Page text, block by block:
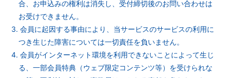
合、お申込みの権利は消失し、受付締切後のお問い合わせは
お受けできません。
3. 会員に起因する事由により、当サービスのサービスの利用に
つき生じた障害については一切責任を負いません。
4. 会員がインターネット環境を利用できないことによって生じ
る、一部会員特典（ウェブ限定コンテンツ等）を受けられな